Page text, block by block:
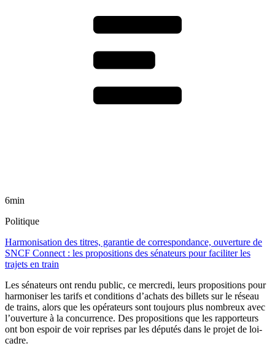
6min
Politique
Harmonisation des titres, garantie de correspondance, ouverture de
SNCF Connect : les propositions des sénateurs pour faciliter les
trajets en train
Les sénateurs ont rendu public, ce mercredi, leurs propositions pour
harmoniser les tarifs et conditions d’achats des billets sur le réseau
de trains, alors que les opérateurs sont toujours plus nombreux avec
l’ouverture à la concurrence. Des propositions que les rapporteurs
ont bon espoir de voir reprises par les députés dans le projet de loi-
cadre.